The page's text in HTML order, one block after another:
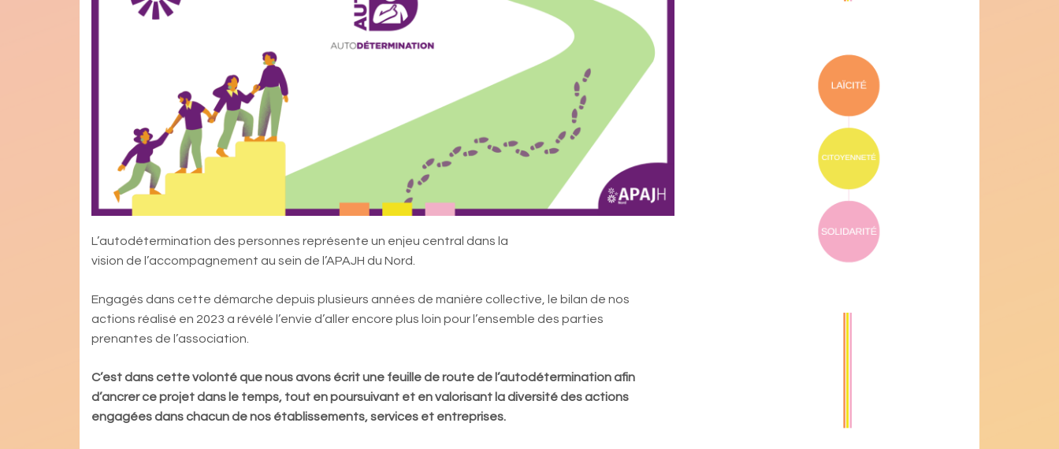
L’autodétermination des personnes représente un enjeu central dans la
vision de l’accompagnement au sein de l’APAJH du Nord.
Engagés dans cette démarche depuis plusieurs années de manière collective, le bilan de nos
actions réalisé en 2023 a révélé l’envie d’aller encore plus loin pour l’ensemble des parties
prenantes de l’association.
C’est dans cette volonté que nous avons écrit une feuille de route de l’autodétermination afin
d’ancrer ce projet dans le temps, tout en poursuivant et en valorisant la diversité des actions
engagées dans chacun de nos établissements, services et entreprises.